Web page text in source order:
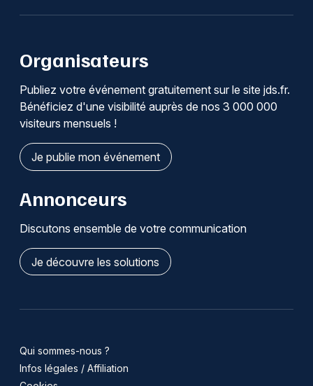
Organisateurs
Publiez votre événement gratuitement sur le site jds.fr.
Bénéficiez d'une visibilité auprès de nos 3 000 000
visiteurs mensuels !
Je publie mon événement
Annonceurs
Discutons ensemble de votre communication
Je découvre les solutions
Qui sommes-nous ?
Infos légales / Affiliation